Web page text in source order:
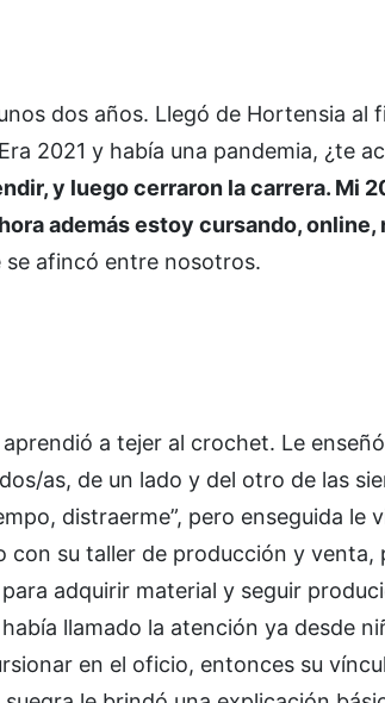
dos años. Llegó de Hortensia al
2021 y había una pandemia, ¿te
y luego cerraron la carrera. Mi
además estoy cursando,
se afincó entre nosotros.
a tejer al crochet. Le
as, de un lado y del otro de las
distraerme”, pero enseguida le
con su taller de producción y venta,
adquirir material y seguir
llamado la atención ya desde
en el oficio, entonces su